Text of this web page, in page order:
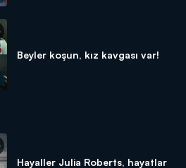
Beyler koşun, kız kavgası var!
Hayaller Julia Roberts, hayatlar